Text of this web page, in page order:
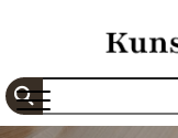
Søg